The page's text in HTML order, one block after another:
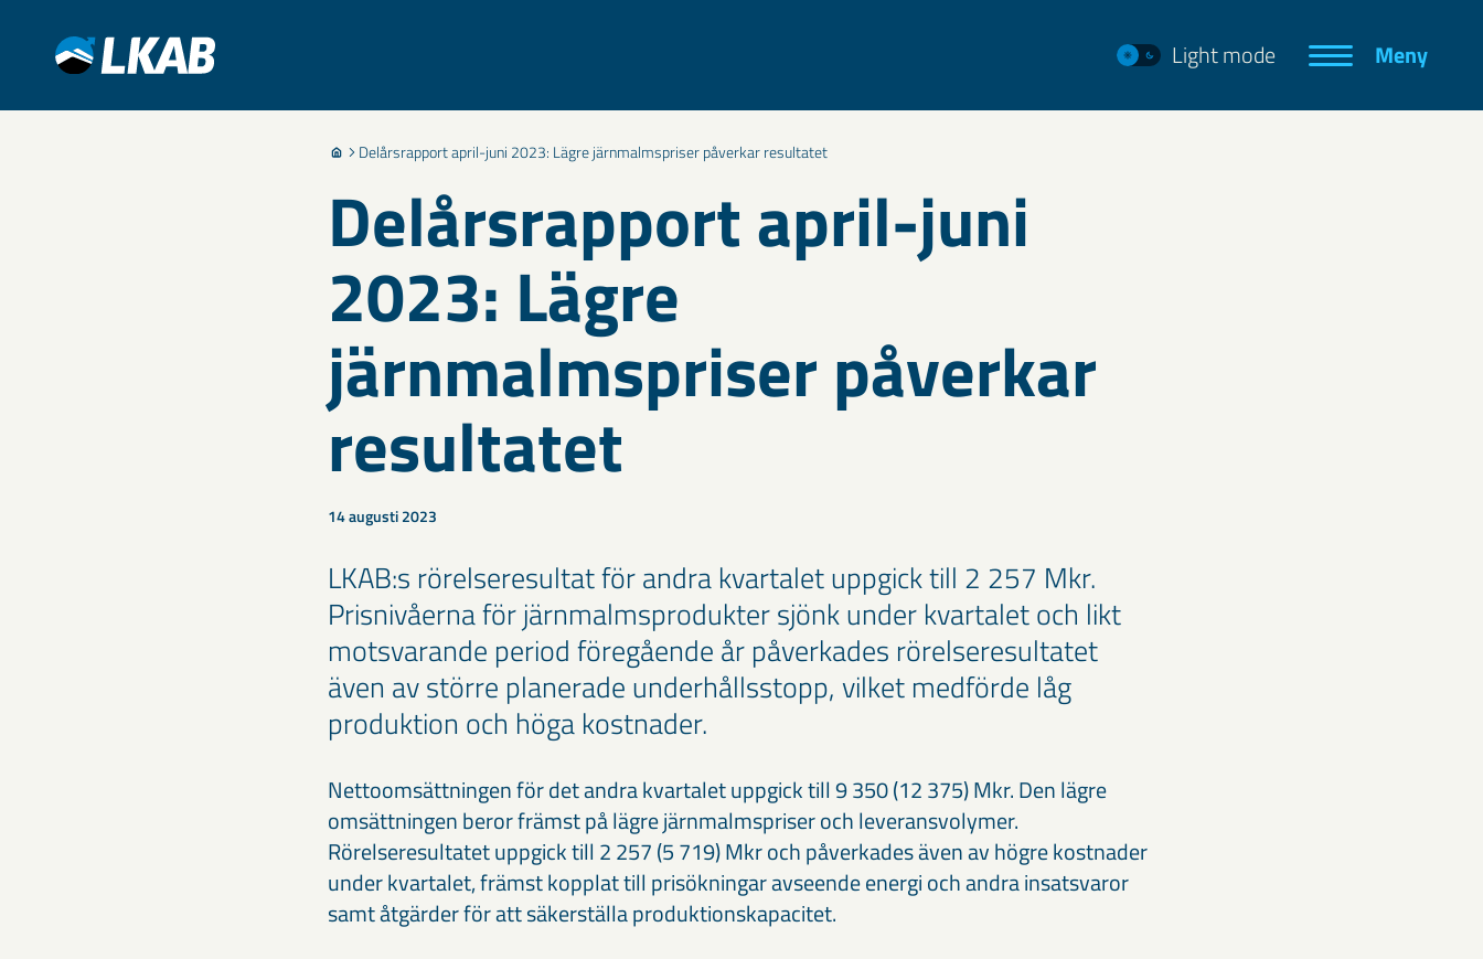
Light mode Meny
Delårsrapport april-juni 2023: Lägre järnmalmspriser påverkar resultatet
Delårsrapport april-juni
2023: Lägre
järnmalmspriser påverkar
resultatet
14 augusti 2023
LKAB:s rörelseresultat för andra kvartalet uppgick till 2 257 Mkr.
Prisnivåerna för järnmalmsprodukter sjönk under kvartalet och likt
motsvarande period föregående år påverkades rörelseresultatet
även av större planerade underhållsstopp, vilket medförde låg
produktion och höga kostnader.
Nettoomsättningen för det andra kvartalet uppgick till 9 350 (12 375) Mkr. Den lägre
omsättningen beror främst på lägre järnmalmspriser och leveransvolymer.
Rörelseresultatet uppgick till 2 257 (5 719) Mkr och påverkades även av högre kostnader
under kvartalet, främst kopplat till prisökningar avseende energi och andra insatsvaror
samt åtgärder för att säkerställa produktionskapacitet.